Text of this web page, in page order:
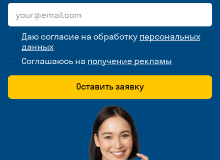
Даю согласие на обработку персональных
данных
Соглашаюсь на получение рекламы
Оставить заявку